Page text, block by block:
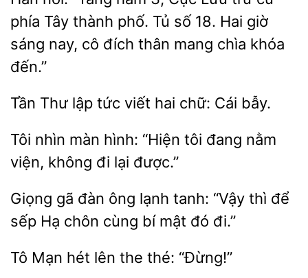
phía Tây thành phố.
số 18. Hai giờ
sáng nay,
thân mang chìa khóa
đến.”
lập viết hai chữ: Cái bẫy.
Tôi
màn hình: “Hiện tôi đang nằm
không đi lại
Giọng đàn ông
tanh: “Vậy thì để
sếp Hạ chôn
bí mật đó đi.”
Mạn hét lên the